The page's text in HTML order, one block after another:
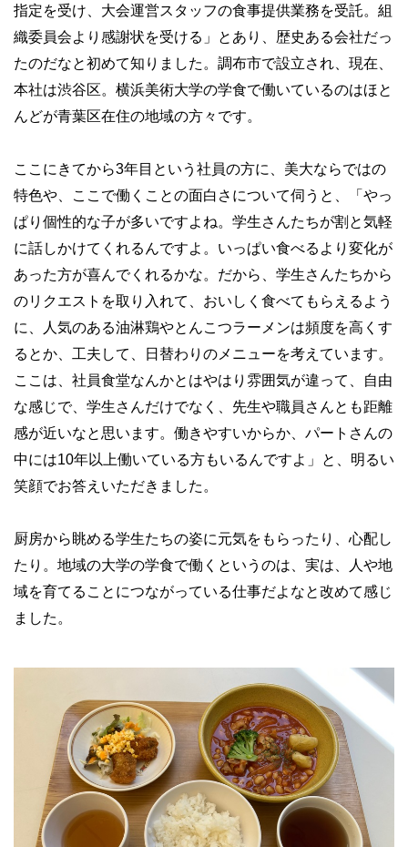
指定を受け、大会運営スタッフの食事提供業務を受託。組
織委員会より感謝状を受ける」とあり、歴史ある会社だっ
たのだなと初めて知りました。調布市で設立され、現在、
本社は渋谷区。横浜美術大学の学食で働いているのはほと
んどが青葉区在住の地域の方々です。
ここにきてから3年目という社員の方に、美大ならではの
特色や、ここで働くことの面白さについて伺うと、「やっ
ぱり個性的な子が多いですよね。学生さんたちが割と気軽
に話しかけてくれるんですよ。いっぱい食べるより変化が
あった方が喜んでくれるかな。だから、学生さんたちから
のリクエストを取り入れて、おいしく食べてもらえるよう
に、人気のある油淋鶏やとんこつラーメンは頻度を高くす
るとか、工夫して、日替わりのメニューを考えています。
ここは、社員食堂なんかとはやはり雰囲気が違って、自由
な感じで、学生さんだけでなく、先生や職員さんとも距離
感が近いなと思います。働きやすいからか、パートさんの
中には10年以上働いている方もいるんですよ」と、明るい
笑顔でお答えいただきました。
厨房から眺める学生たちの姿に元気をもらったり、心配し
たり。地域の大学の学食で働くというのは、実は、人や地
域を育てることにつながっている仕事だよなと改めて感じ
ました。